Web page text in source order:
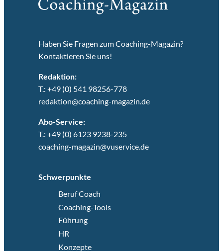
Haben Sie Fragen zum Coaching-Magazin?
Kontaktieren Sie uns!
Redaktion:
T.: +49 (0) 541 98256-778
redaktion@coaching-magazin.de
Abo-Service:
T.: +49 (0) 6123 9238-235
coaching-magazin@vuservice.de
Schwerpunkte
Beruf Coach
Coaching-Tools
Führung
HR
Konzepte